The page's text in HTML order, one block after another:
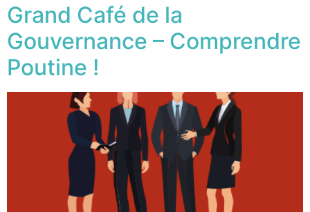
Grand Café de la
Gouvernance – Comprendre
Poutine !